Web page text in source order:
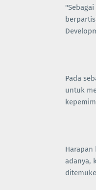
Pada
untuk
adanya,